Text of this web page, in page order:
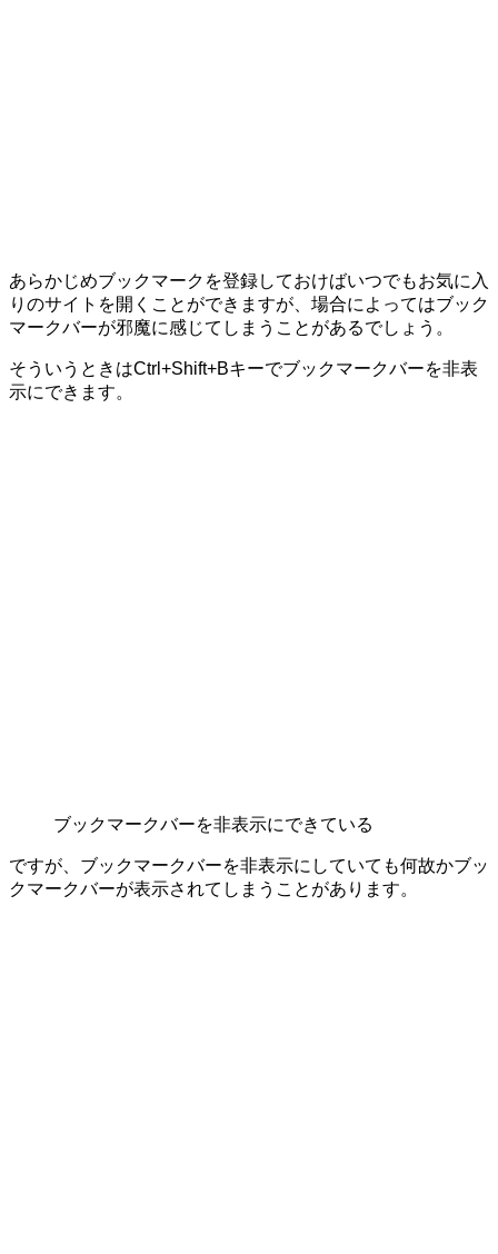
あらかじめブックマークを登録しておけばいつでもお気に入
りのサイトを開くことができますが、場合によってはブック
マークバーが邪魔に感じてしまうことがあるでしょう。
そういうときはCtrl+Shift+Bキーでブックマークバーを非表
示にできます。
ブックマークバーを非表示にできている
ですが、ブックマークバーを非表示にしていても何故かブッ
クマークバーが表示されてしまうことがあります。